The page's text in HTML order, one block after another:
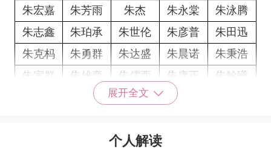
朱宏嘉
朱芳雨 朱杰 朱永棠
朱泳腾
朱志鑫
朱珀承 朱世伦 朱彦普
朱田迅
朱克杩
朱勇群 朱达盛 朱晨诺
朱秉浩
朱寅群
朱雄奕 朱儒西 朱康正
朱翰曦
朱毅昊 朱渝乐 朱顺平
朱衡勇
展开全文
个人解读